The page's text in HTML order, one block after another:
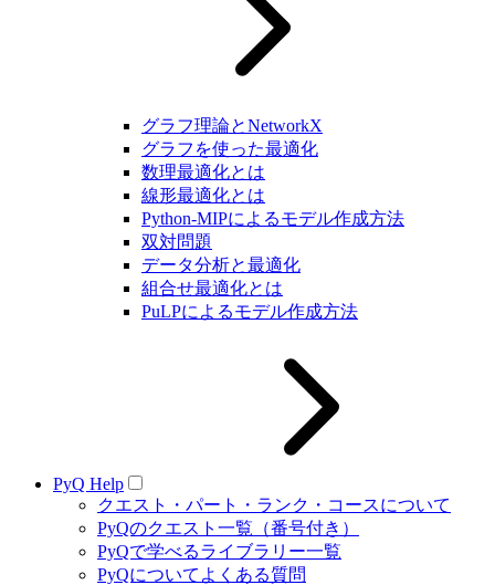
グラフ理論とNetworkX
グラフを使った最適化
数理最適化とは
線形最適化とは
Python-MIPによるモデル作成方法
双対問題
データ分析と最適化
組合せ最適化とは
PuLPによるモデル作成方法
PyQ Help
クエスト・パート・ランク・コースについて
PyQのクエスト一覧（番号付き）
PyQで学べるライブラリー一覧
PyQについてよくある質問